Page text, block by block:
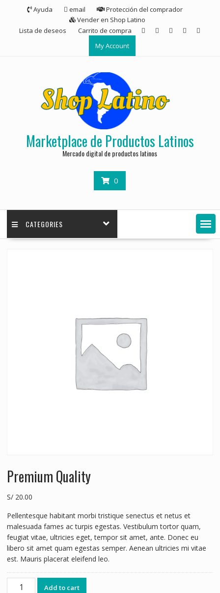
Ayuda email
Protección del comprador
Vender en Shop Latino
Lista de deseos
Carrito de compra
My Account
Marketplace de Productos Latinos
Mercado digital de productos latinos
0
CATEGORIES
Premium Quality
S/20.00
Pellentesque habitant morbi tristique senectus et netus et
malesuada fames ac turpis egestas. Vestibulum tortor quam,
feugiat vitae, ultricies eget, tempor sit amet, ante. Donec eu
libero sit amet quam egestas semper. Aenean ultricies mi vitae
est. Mauris placerat eleifend leo.
Add to cart